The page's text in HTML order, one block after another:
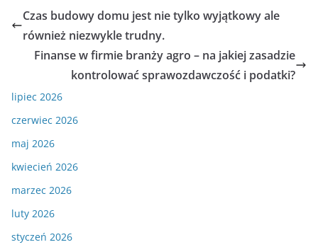
Czas budowy domu jest nie tylko wyjątkowy ale
również niezwykle trudny.
Finanse w firmie branży agro – na jakiej zasadzie
kontrolować sprawozdawczość i podatki?
lipiec 2026
czerwiec 2026
maj 2026
kwiecień 2026
marzec 2026
luty 2026
styczeń 2026